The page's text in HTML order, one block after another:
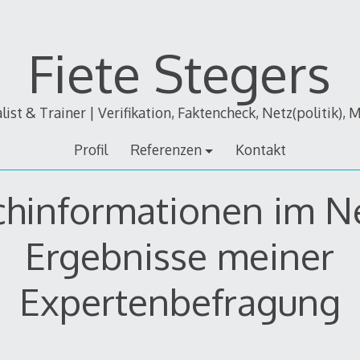
Fiete Stegers
& Trainer | Verifikation, Faktencheck, Netz(politik),
Profil Referenzen Kontakt
im
Ergebnisse meiner
Expertenbefragung